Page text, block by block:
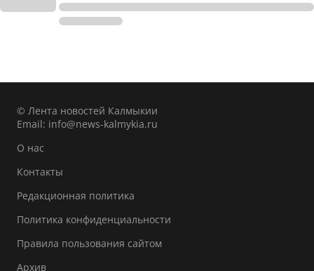
© Лента новостей Калмыкии
Email: info@news-kalmykia.ru
О нас
Контакты
Редакционная политика
Политика конфиденциальности
Правила пользования сайтом
Архив